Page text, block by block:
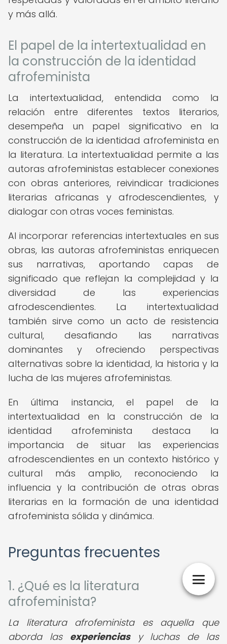
y más allá.
El papel de la intertextualidad en
la construcción de la identidad
afrofeminista
La intertextualidad, entendida como la
relación entre diferentes textos literarios,
desempeña un papel significativo en la
construcción de la identidad afrofeminista en
la literatura. La intertextualidad permite a las
autoras afrofeministas establecer conexiones
con obras anteriores, reivindicar tradiciones
literarias africanas y afrodescendientes, y
dialogar con otras voces feministas.
Al incorporar referencias intertextuales en sus
obras, las autoras afrofeministas enriquecen
sus narrativas, aportando capas de
significado que reflejan la complejidad y la
diversidad de las experiencias
afrodescendientes. La intertextualidad
también sirve como un acto de resistencia
cultural, desafiando las narrativas
dominantes y ofreciendo perspectivas
alternativas sobre la identidad, la historia y la
lucha de las mujeres afrofeministas.
En última instancia, el papel de la
intertextualidad en la construcción de la
identidad afrofeminista destaca la
importancia de situar las experiencias
afrodescendientes en un contexto histórico y
cultural más amplio, reconociendo la
influencia y la contribución de otras obras
literarias en la formación de una identidad
afrofeminista sólida y dinámica.
Preguntas frecuentes
1. ¿Qué es la literatura
afrofeminista?
La literatura afrofeminista es aquella que
aborda las experienciasy luchas de las